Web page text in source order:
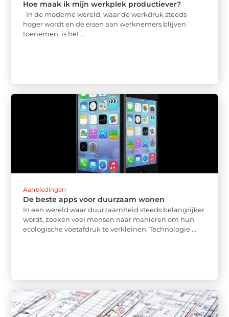
Hoe maak ik mijn werkplek productiever?
In de moderne wereld, waar de werkdruk steeds
hoger wordt en de eisen aan werknemers blijven
toenemen, is het ...
Aanbiedingen
De beste apps voor duurzaam wonen
In een wereld waar duurzaamheid steeds belangrijker
wordt, zoeken veel mensen naar manieren om hun
ecologische voetafdruk te verkleinen. Technologie ...